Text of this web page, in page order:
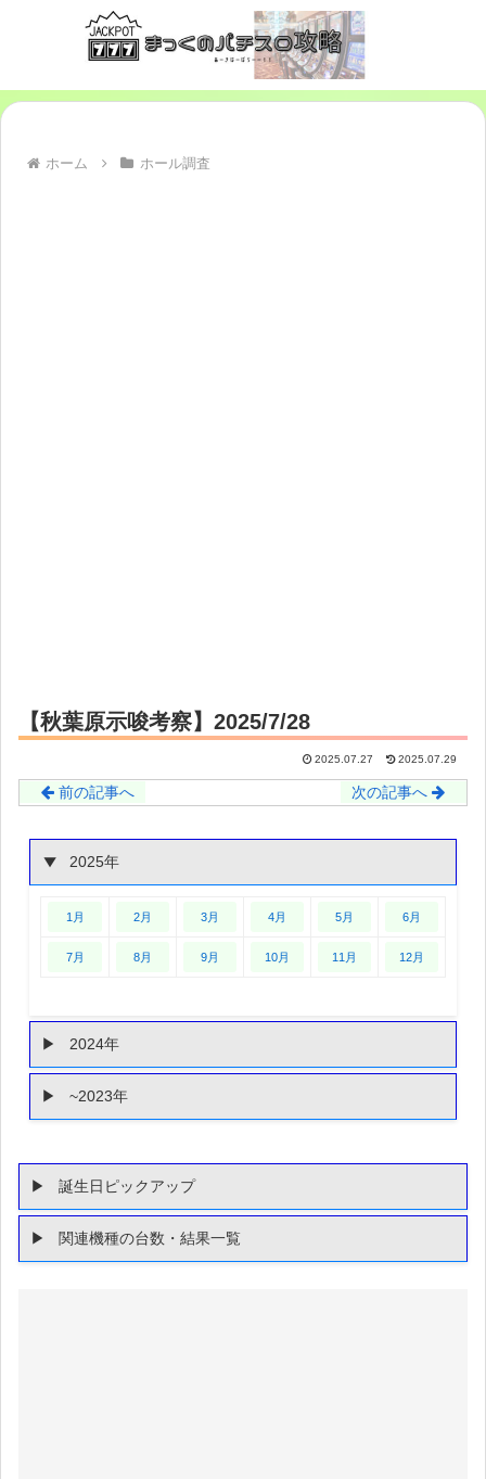
ホーム ホール調査
【秋葉原示唆考察】2025/7/28
2025.07.27 2025.07.29
前の記事へ 次の記事へ
2025年
1月 2月 3月 4月 5月 6月
7月 8月 9月 10月 11月 12月
2024年
~2023年
誕生日ピックアップ
関連機種の台数・結果一覧